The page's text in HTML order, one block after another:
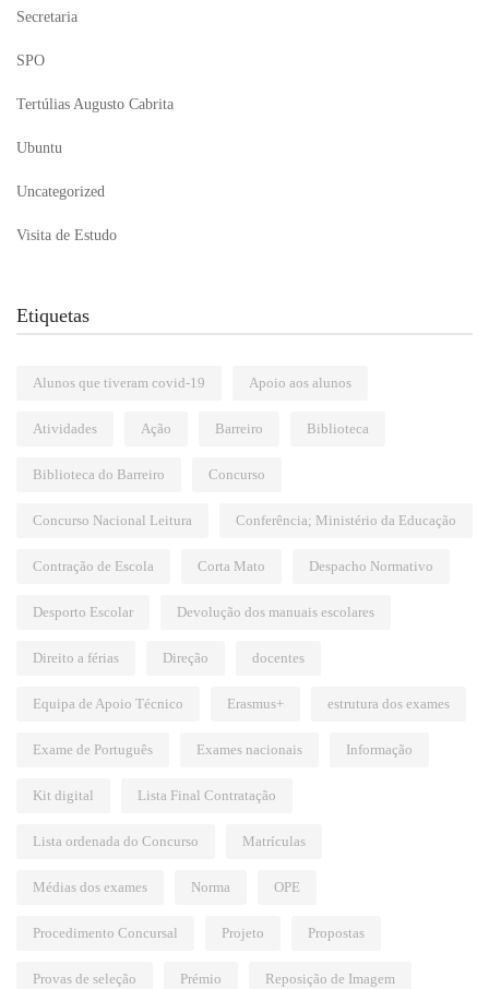
Secretaria
SPO
Tertúlias Augusto Cabrita
Ubuntu
Uncategorized
Visita de Estudo
Etiquetas
Alunos que tiveram covid-19 Apoio aos alunos
Atividades Ação Barreiro Biblioteca
Biblioteca do Barreiro Concurso
Concurso Nacional Leitura Conferência; Ministério da Educação
Contração de Escola Corta Mato Despacho Normativo
Desporto Escolar Devolução dos manuais escolares
Direito a férias Direção docentes
Equipa de Apoio Técnico Erasmus+ estrutura dos exames
Exame de Português Exames nacionais Informação
Kit digital Lista Final Contratação
Lista ordenada do Concurso Matrículas
Médias dos exames Norma OPE
Procedimento Concursal Projeto Propostas
Provas de seleção Prémio Reposição de Imagem